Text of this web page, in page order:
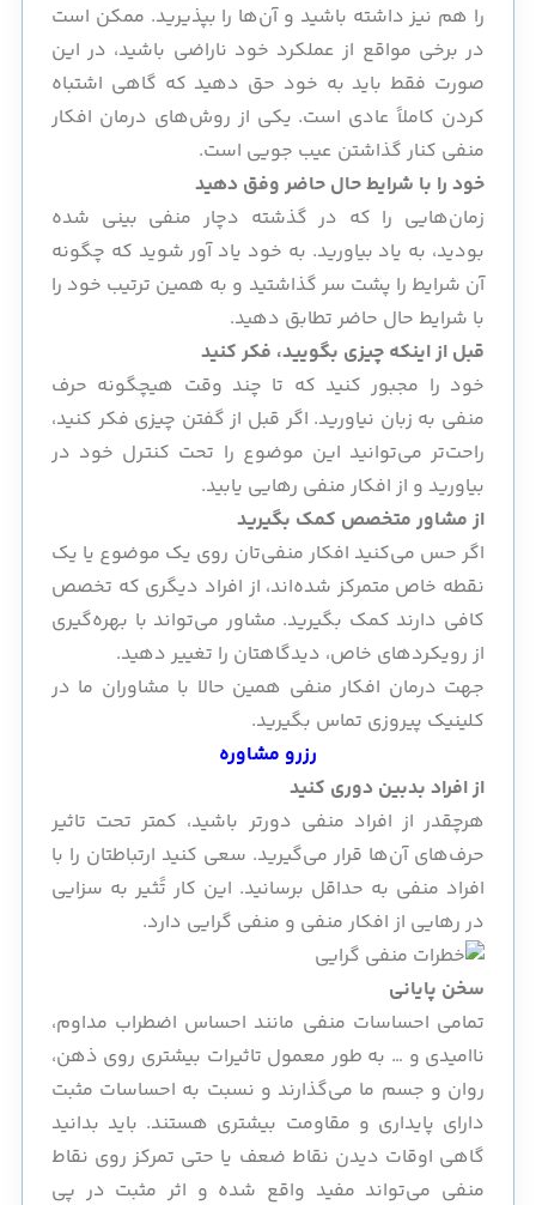
را هم نیز داشته باشید و آن‌ها را بپذیرید. ممکن است
در برخی مواقع از عملکرد خود ناراضی باشید، در این
صورت فقط باید به خود حق دهید که گاهی اشتباه
کردن کاملاً عادی است. یکی از روش‌های درمان افکار
منفی کنار گذاشتن عیب جویی است.
خود را با شرایط حال حاضر وفق دهید
زمان‌هایی را که در گذشته دچار منفی بینی شده
بودید، به یاد بیاورید. به خود یاد آور شوید که چگونه
آن شرایط را پشت سر گذاشتید و به همین ترتیب خود را
با شرایط حال حاضر تطابق دهید.
قبل از اینکه چیزی بگویید، فکر کنید
خود را مجبور کنید که تا چند وقت هیچگونه حرف
منفی به زبان نیاورید. اگر قبل از گفتن چیزی فکر کنید،
راحت‌تر می‌توانید این موضوع را تحت کنترل خود در
بیاورید و از افکار منفی رهایی یابید.
از مشاور متخصص کمک بگیرید
اگر حس می‌کنید افکار منفی‌تان روی یک موضوع یا یک
نقطه خاص متمرکز شده‌اند، از افراد دیگری که تخصص
کافی دارند کمک بگیرید. مشاور می‌تواند با بهره‌گیری
از رویکردهای خاص، دیدگاهتان را تغییر دهید.
جهت درمان افکار منفی همین حالا با مشاوران ما در
کلینیک پیروزی تماس بگیرید.
رزرو مشاوره
از افراد بدبین دوری کنید
هرچقدر از افراد منفی دورتر باشید، کمتر تحت تاثیر
حرف‌های آن‌ها قرار می‌گیرید. سعی کنید ارتباطتان را با
افراد منفی به حداقل برسانید. این کار تًثیر به سزایی
در رهایی از افکار منفی و منفی گرایی دارد.
سخن پایانی
تمامی احساسات منفی مانند احساس اضطراب مداوم،
ناامیدی و … به طور معمول تاثیرات بیشتری روی ذهن،
روان و جسم ما می‌گذارند و نسبت به احساسات مثبت
دارای پایداری و مقاومت بیشتری هستند. باید بدانید
گاهی اوقات دیدن نقاط ضعف یا حتی تمرکز روی نقاط
منفی می‌تواند مفید واقع شده و اثر مثبت در پی